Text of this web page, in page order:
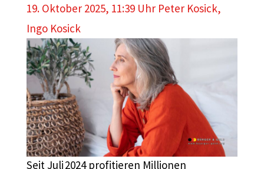
19. Oktober 2025, 11:39 Uhr Peter Kosick,
Ingo Kosick
Seit Juli 2024 profitieren Millionen